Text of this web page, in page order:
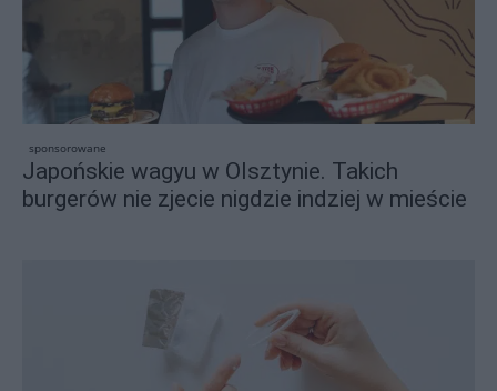
sponsorowane
Japońskie wagyu w Olsztynie. Takich
burgerów nie zjecie nigdzie indziej w mieście